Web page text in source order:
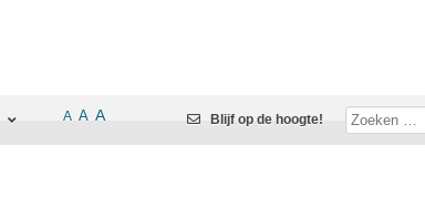
A A A Blijf op de hoogte!